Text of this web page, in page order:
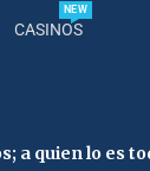
CASINOS
NEW
a quien lo es